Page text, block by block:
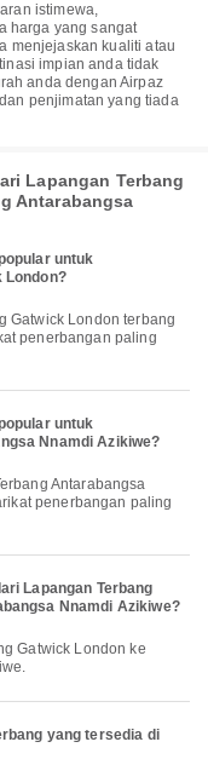
istimewa,
harga yang sangat
menjejaskan kualiti atau
impian anda tidak
anda dengan Airpaz
penjimatan yang tiada
Lapangan Terbang
Antarabangsa
untuk
London?
penerbangan paling
untuk
Nnamdi Azikiwe?
penerbangan paling
Lapangan Terbang
Nnamdi Azikiwe?
yang tersedia di